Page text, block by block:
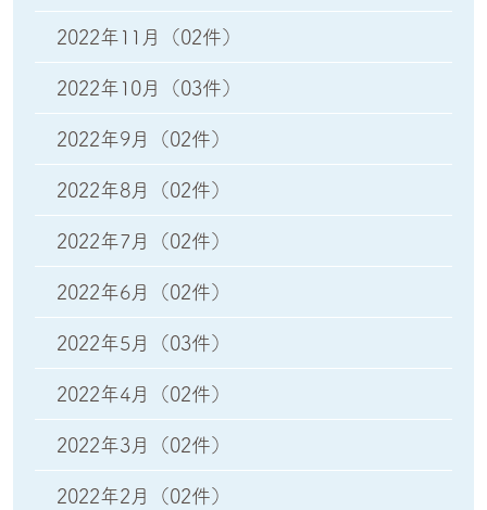
2022年11月 （02件）
2022年10月 （03件）
2022年9月 （02件）
2022年8月 （02件）
2022年7月 （02件）
2022年6月 （02件）
2022年5月 （03件）
2022年4月 （02件）
2022年3月 （02件）
2022年2月 （02件）